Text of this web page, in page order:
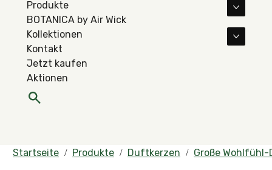
Produkte
Mehr
BOTANICA by Air Wick
Kollektionen
Mehr
Kontakt
Jetzt kaufen
Aktionen
Startseite Produkte Duftkerzen Große